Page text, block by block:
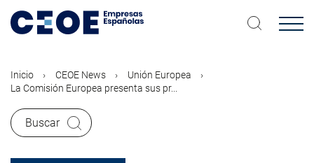
contenido
Inicio CEOE News
Unión Europea
La Comisión Europea presenta sus pr...
Buscar